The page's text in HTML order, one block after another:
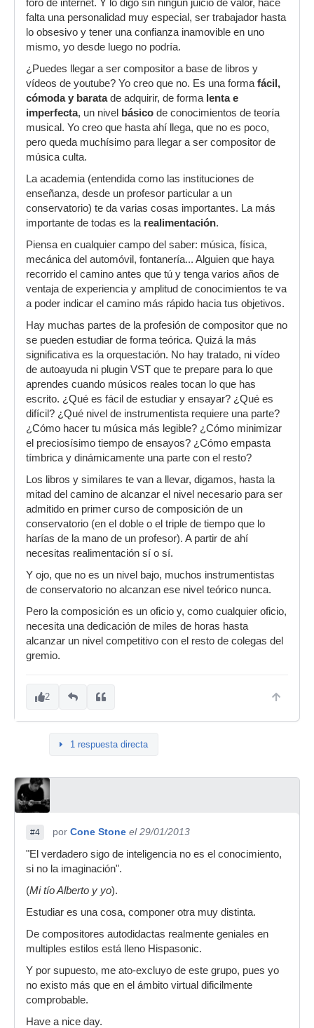
foro de internet. Y lo digo sin ningún juicio de valor, hace
falta una personalidad muy especial, ser trabajador hasta
lo obsesivo y tener una confianza inamovible en uno
mismo, yo desde luego no podría.
¿Puedes llegar a ser compositor a base de libros y
vídeos de youtube? Yo creo que no. Es una forma fácil,
cómoda y baratade adquirir, de forma lenta e
imperfecta, un nivel básico de conocimientos de teoría
musical. Yo creo que hasta ahí llega, que no es poco,
pero queda muchísimo para llegar a ser compositor de
música culta.
La academia (entendida como las instituciones de
enseñanza, desde un profesor particular a un
conservatorio) te da varias cosas importantes. La más
importante de todas es la realimentación.
Piensa en cualquier campo del saber: música, física,
mecánica del automóvil, fontanería... Alguien que haya
recorrido el camino antes que tú y tenga varios años de
ventaja de experiencia y amplitud de conocimientos te va
a poder indicar el camino más rápido hacia tus objetivos.
Hay muchas partes de la profesión de compositor que no
se pueden estudiar de forma teórica. Quizá la más
significativa es la orquestación. No hay tratado, ni vídeo
de autoayuda ni plugin VST que te prepare para lo que
aprendes cuando músicos reales tocan lo que has
escrito. ¿Qué es fácil de estudiar y ensayar? ¿Qué es
difícil? ¿Qué nivel de instrumentista requiere una parte?
¿Cómo hacer tu música más legible? ¿Cómo minimizar
el preciosísimo tiempo de ensayos? ¿Cómo empasta
tímbrica y dinámicamente una parte con el resto?
Los libros y similares te van a llevar, digamos, hasta la
mitad del camino de alcanzar el nivel necesario para ser
admitido en primer curso de composición de un
conservatorio (en el doble o el triple de tiempo que lo
harías de la mano de un profesor). A partir de ahí
necesitas realimentación sí o sí.
Y ojo, que no es un nivel bajo, muchos instrumentistas
de conservatorio no alcanzan ese nivel teórico nunca.
Pero la composición es un oficio y, como cualquier oficio,
necesita una dedicación de miles de horas hasta
alcanzar un nivel competitivo con el resto de colegas del
gremio.
2
1 respuesta directa
#4 por Cone Stone el 29/01/2013
"El verdadero sigo de inteligencia no es el conocimiento,
si no la imaginación".
(Mi tío Alberto y yo).
Estudiar es una cosa, componer otra muy distinta.
De compositores autodidactas realmente geniales en
multiples estilos está lleno Hispasonic.
Y por supuesto, me ato-excluyo de este grupo, pues yo
no existo más que en el ámbito virtual dificilmente
comprobable.
Have a nice day.